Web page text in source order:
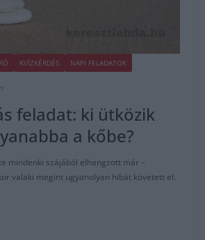
KVÍZKÉRDÉS NAPI FELADATOK
feladat: ki ütközik
a kőbe?
mindenki szájából elhangzott már –
valaki megint ugyanolyan hibát követett el.